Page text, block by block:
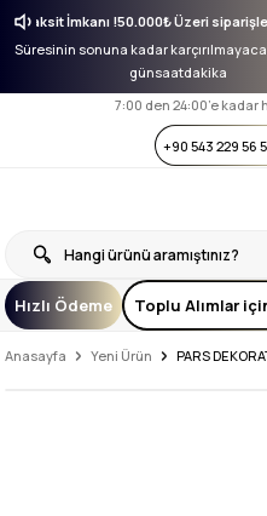
6 taksit İmkanı !50.000₺ Üzeri
Süresinin sonuna kadar
günsaatdakika
7:00 den 24:00’e
+90 543 229 56
Hızlı Ödeme Toplu Alımlar
Anasayfa Yeni Ürün PARS